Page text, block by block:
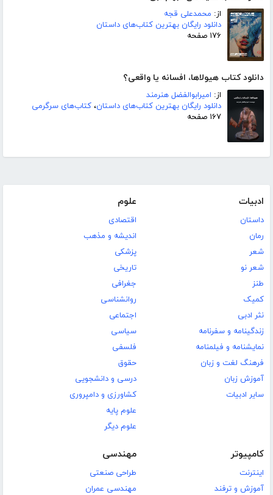
از: محمدعلی قجه
دانلود رایگان بهترین کتاب‌های داستان
۱۷۶ صفحه
دانلود کتاب هیولاها، افسانه یا واقعی؟
از: امیرابوالفضل هنرمند
دانلود رایگان بهترین کتاب‌های داستان، کتاب‌های سرگرمی
۱۶۷ صفحه
ادبیات
داستان
رمان
شعر
شعر نو
طنز
کمیک
نثر ادبی
زندگینامه و سفرنامه
نمایشنامه و فیلمنامه
فرهنگ لغت و زبان
آموزش زبان
سایر ادبیات
علوم
اقتصادی
اندیشه و مذهب
پزشکی
تاریخی
جغرافی
روانشناسی
اجتماعی
سیاسی
فلسفی
حقوق
درسی و دانشجویی
کشاورزی و دامپروری
علوم پایه
علوم دیگر
کامپیوتر
اینترنت
آموزش و ترفند
مهندسی
طراحی صنعتی
مهندسی عمران